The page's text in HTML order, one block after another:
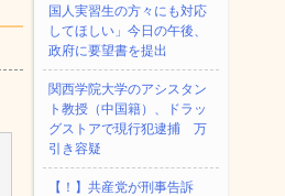
国人実習生の方々にも対応
してほしい」今日の午後、
政府に要望書を提出
関西学院大学のアシスタン
ト教授（中国籍）、ドラッ
グストアで現行犯逮捕 万
引き容疑
【！】共産党が刑事告訴